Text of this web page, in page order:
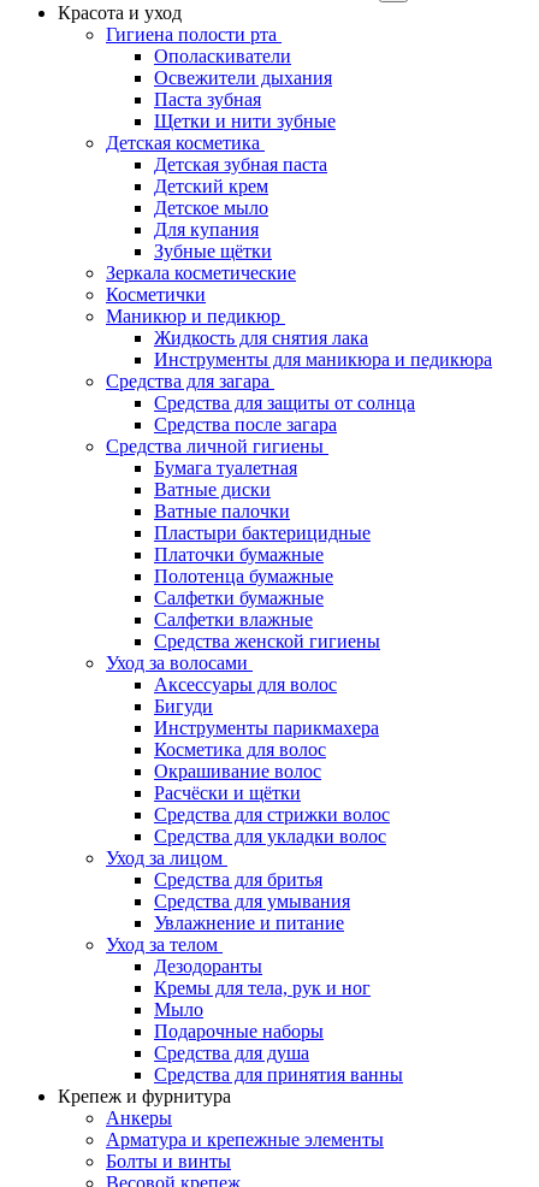
Красота и уход
Гигиена полости рта
Ополаскиватели
Освежители дыхания
Паста зубная
Щетки и нити зубные
Детская косметика
Детская зубная паста
Детский крем
Детское мыло
Для купания
Зубные щётки
Зеркала косметические
Косметички
Маникюр и педикюр
Жидкость для снятия лака
Инструменты для маникюра и педикюра
Средства для загара
Средства для защиты от солнца
Средства после загара
Средства личной гигиены
Бумага туалетная
Ватные диски
Ватные палочки
Пластыри бактерицидные
Платочки бумажные
Полотенца бумажные
Салфетки бумажные
Салфетки влажные
Средства женской гигиены
Уход за волосами
Аксессуары для волос
Бигуди
Инструменты парикмахера
Косметика для волос
Окрашивание волос
Расчёски и щётки
Средства для стрижки волос
Средства для укладки волос
Уход за лицом
Средства для бритья
Средства для умывания
Увлажнение и питание
Уход за телом
Дезодоранты
Кремы для тела, рук и ног
Мыло
Подарочные наборы
Средства для душа
Средства для принятия ванны
Крепеж и фурнитура
Анкеры
Арматура и крепежные элементы
Болты и винты
Весовой крепеж